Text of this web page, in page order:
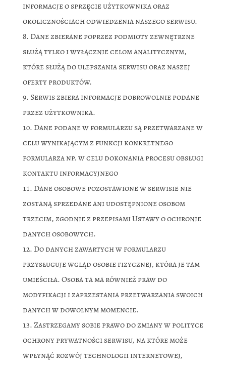
informacje o sprzęcie użytkownika oraz
okolicznościach odwiedzenia naszego serwisu.
Dane zbierane poprzez podmioty zewnętrzne
służą tylko i wyłącznie celom analitycznym,
które służą do ulepszania serwisu oraz naszej
oferty produktów.
Serwis zbiera informacje dobrowolnie podane
przez użytkownika.
Dane podane w formularzu są przetwarzane w
celu wynikającym z funkcji konkretnego
formularza np. w celu dokonania procesu obsługi
kontaktu informacyjnego
Dane osobowe pozostawione w serwisie nie
zostaną sprzedane ani udostępnione osobom
trzecim, zgodnie z przepisami Ustawy o ochronie
danych osobowych.
Do danych zawartych w formularzu
przysługuje wgląd osobie fizycznej, która je tam
umieściła. Osoba ta ma również praw do
modyfikacji i zaprzestania przetwarzania swoich
danych w dowolnym momencie.
Zastrzegamy sobie prawo do zmiany w polityce
ochrony prywatności serwisu, na które może
wpłynąć rozwój technologii internetowej,